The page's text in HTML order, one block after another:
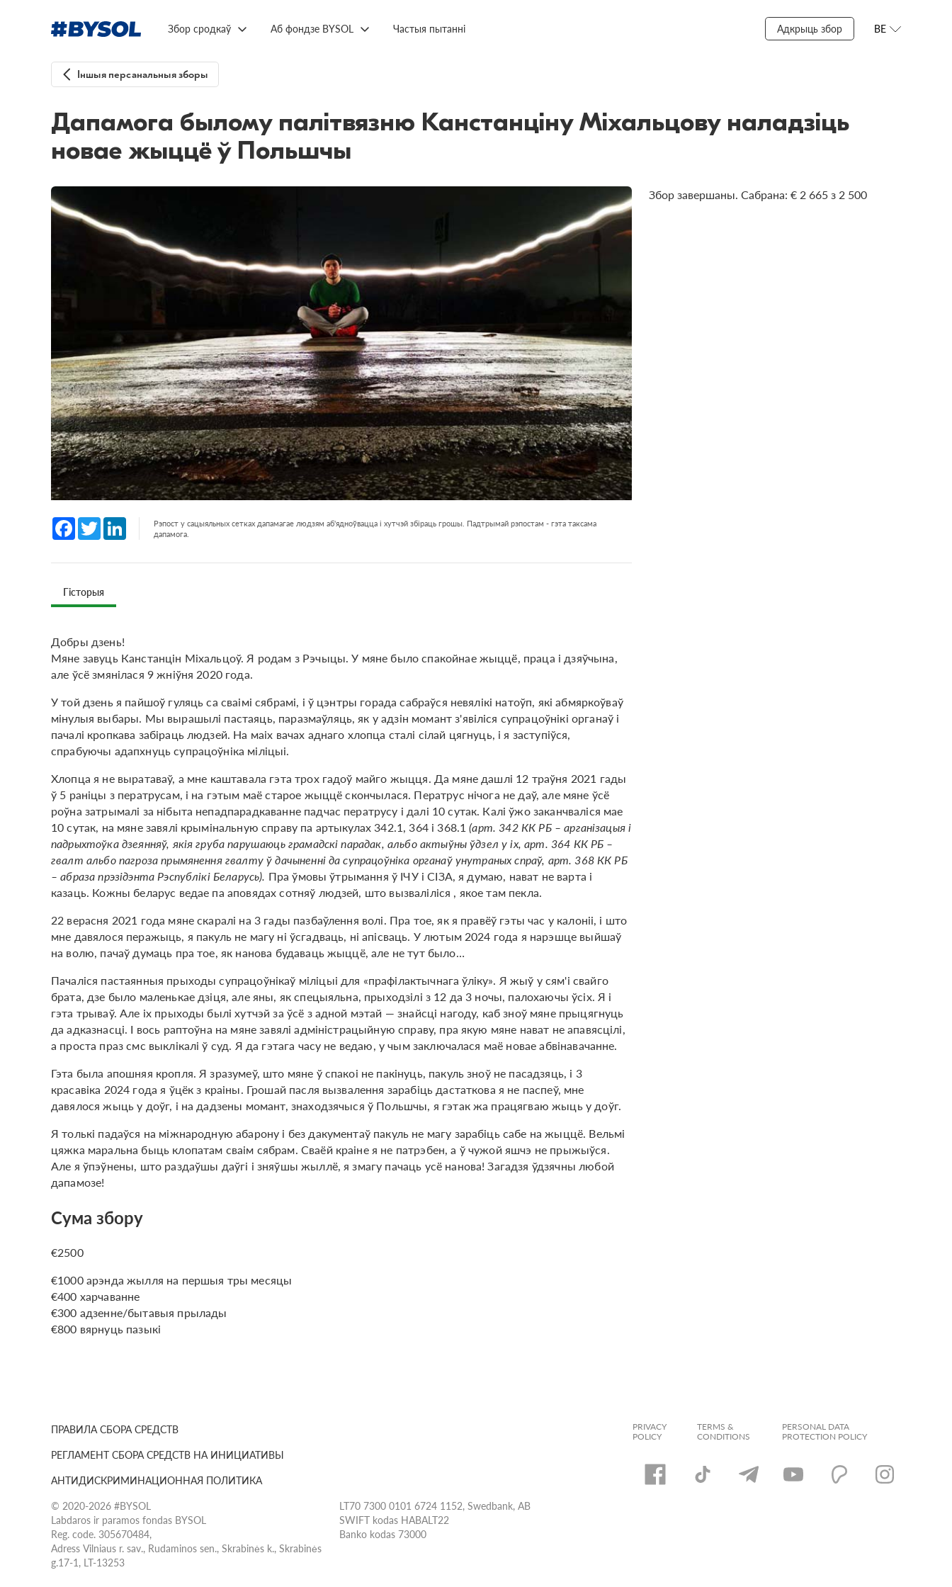
Збор сродкаў Аб фондзе BYSOL Частыя пытанні Адкрыць збор BE
Іншыя персанальныя зборы
Дапамога былому палітвязню Канстанціну Міхальцову наладзіць
новае жыццё ў Польшчы
Facebook
Twitter LinkedInРэпост у сацыяльных сетках дапамагае людзям аб'ядноўвацца і хутчэй збіраць грошы. Падтрымай рэпостам - гэта таксама
дапамога.
Гісторыя
Добры дзень!
Мяне завуць Канстанцін Міхальцоў. Я родам з Рэчыцы. У мяне было спакойнае жыццё, праца і дзяўчына,
але ўсё змянілася 9 жніўня 2020 года.
У той дзень я пайшоў гуляць са сваімі сябрамі, і ў цэнтры горада сабраўся невялікі натоўп, які абмяркоўваў
мінулыя выбары. Мы вырашылі пастаяць, паразмаўляць, як у адзін момант з'явіліся супрацоўнікі органаў і
пачалі кропкава забіраць людзей. На маіх вачах аднаго хлопца сталі сілай цягнуць, і я заступіўся,
спрабуючы адапхнуць супрацоўніка міліцыі.
Хлопца я не выратаваў, а мне каштавала гэта трох гадоў майго жыцця. Да мяне дашлі 12 траўня 2021 гады
ў 5 раніцы з ператрусам, і на гэтым маё старое жыццё скончылася. Ператрус нічога не даў, але мяне ўсё
роўна затрымалі за нібыта непадпарадкаванне падчас ператрусу і далі 10 сутак. Калі ўжо заканчваліся мае
10 сутак, на мяне завялі крымінальную справу па артыкулах 342.1, 364 і 368.1(арт. 342 КК РБ – арганізацыя і
падрыхтоўка дзеянняў, якія груба парушаюць грамадскі парадак, альбо актыўны ўдзел у іх, арт. 364 КК РБ –
гвалт альбо пагроза прымянення гвалту ў дачыненні да супрацоўніка органаў унутраных спраў, арт. 368 КК РБ
– абраза прэзідэнта Рэспублікі Беларусь). Пра ўмовы ўтрымання ў ІЧУ і СІЗА, я думаю, нават не варта і
казаць. Кожны беларус ведае па аповядах сотняў людзей, што вызваліліся , якое там пекла.
22 верасня 2021 года мяне скаралі на 3 гады пазбаўлення волі. Пра тое, як я правёў гэты час у калоніі, і што
мне давялося перажыць, я пакуль не магу ні ўсгадваць, ні апісваць. У лютым 2024 года я нарэшце выйшаў
на волю, пачаў думаць пра тое, як нанова будаваць жыццё, але не тут было…
Пачаліся пастаянныя прыходы супрацоўнікаў міліцыі для «прафілактычнага ўліку». Я жыў у сям'і свайго
брата, дзе было маленькае дзіця, але яны, як спецыяльна, прыходзілі з 12 да 3 ночы, палохаючы ўсіх. Я і
гэта трываў. Але іх прыходы былі хутчэй за ўсё з адной мэтай — знайсці нагоду, каб зноў мяне прыцягнуць
да адказнасці. І вось раптоўна на мяне завялі адміністрацыйную справу, пра якую мяне нават не апавясцілі,
а проста праз смс выклікалі ў суд. Я да гэтага часу не ведаю, у чым заключалася маё новае абвінавачанне.
Гэта была апошняя кропля. Я зразумеў, што мяне ў спакоі не пакінуць, пакуль зноў не пасадзяць, і 3
красавіка 2024 года я ўцёк з краіны. Грошай пасля вызвалення зарабіць дастаткова я не паспеў, мне
давялося жыць у доўг, і на дадзены момант, знаходзячыся ў Польшчы, я гэтак жа працягваю жыць у доўг.
Я толькі падаўся на міжнародную абарону і без дакументаў пакуль не магу зарабіць сабе на жыццё. Вельмі
цяжка маральна быць клопатам сваім сябрам. Сваёй краіне я не патрэбен, а ў чужой яшчэ не прыжыўся.
Але я ўпэўнены, што раздаўшы даўгі і зняўшы жыллё, я змагу пачаць усё нанова! Загадзя ўдзячны любой
дапамозе!
Сума збору
€2500
€1000 арэнда жылля на першыя тры месяцы
€400 харчаванне
€300 адзенне/бытавыя прылады
€800 вярнуць пазыкі
Збор завершаны. Сабрана: € 2 665 з 2 500
ПРАВИЛА СБОРА СРЕДСТВ
РЕГЛАМЕНТ СБОРА СРЕДСТВ НА ИНИЦИАТИВЫ
АНТИДИСКРИМИНАЦИОННАЯ ПОЛИТИКА
© 2020-2026 #BYSOL
Labdaros ir paramos fondas BYSOL
Reg. code. 305670484,
Adress Vilniaus r. sav., Rudaminos sen., Skrabinės k., Skrabinės
g.17-1, LT-13253
LT70 7300 0101 6724 1152, Swedbank, AB
SWIFT kodas HABALT22
Banko kodas 73000
PRIVACY
POLICY
TERMS &
CONDITIONS
PERSONAL DATA
PROTECTION POLICY